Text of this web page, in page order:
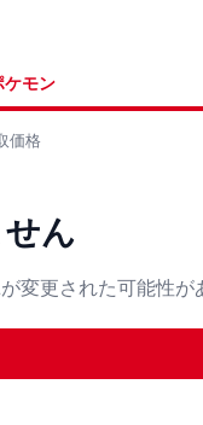
ケモン
価格
ん
変更された可能性が